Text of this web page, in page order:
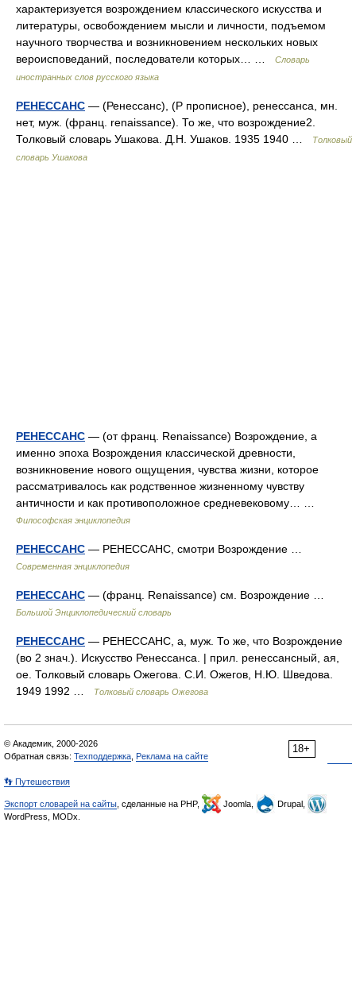
характеризуется возрождением классического искусства и
литературы, освобождением мысли и личности, подъемом
научного творчества и возникновением нескольких новых
вероисповеданий, последователи которых… …
Словарь
иностранных слов русского языка
РЕНЕССАНС — (Ренессанс), (Р прописное), ренессанса, мн.
нет, муж. (франц. renaissance). То же, что возрождение2.
Толковый словарь Ушакова. Д.Н. Ушаков. 1935 1940 …
Толковый
словарь Ушакова
РЕНЕССАНС — (от франц. Renaissance) Возрождение, а
именно эпоха Возрождения классической древности,
возникновение нового ощущения, чувства жизни, которое
рассматривалось как родственное жизненному чувству
античности и как противоположное средневековому… …
Философская энциклопедия
РЕНЕССАНС — РЕНЕССАНС, смотри Возрождение …
Современная энциклопедия
РЕНЕССАНС — (франц. Renaissance) см. Возрождение …
Большой Энциклопедический словарь
РЕНЕССАНС — РЕНЕССАНС, а, муж. То же, что Возрождение
(во 2 знач.). Искусство Ренессанса. | прил. ренессансный, ая,
ое. Толковый словарь Ожегова. С.И. Ожегов, Н.Ю. Шведова.
1949 1992 …
Толковый словарь Ожегова
18+
© Академик, 2000-2026
Обратная связь: Техподдержка Реклама на сайте
👣 Путешествия
Экспорт словарей на сайты , сделанные на PHP, Joomla,
Drupal,
WordPress, MODx.